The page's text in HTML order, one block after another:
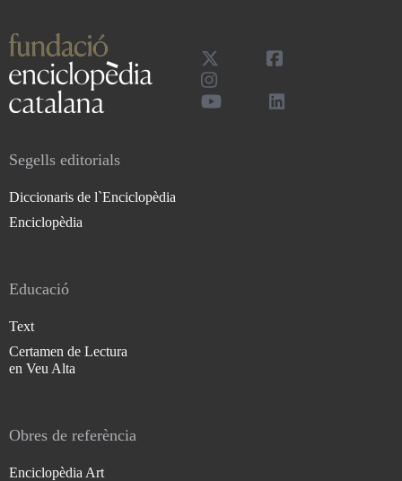
Segells editorials
Diccionaris de l`Enciclopèdia
Enciclopèdia
Educació
Text
Certamen de Lectura
en Veu Alta
Obres de referència
Enciclopèdia Art